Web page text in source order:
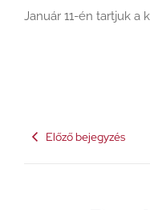
Január 11-én tartjuk a
Előző bejegyzés